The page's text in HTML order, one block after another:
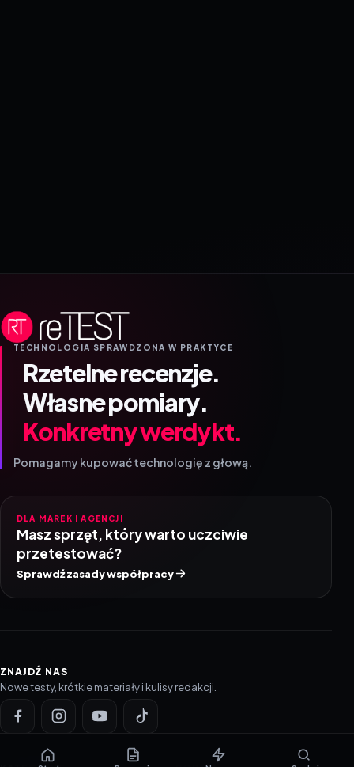
TECHNOLOGIA SPRAWDZONA W PRAKTYCE
Rzetelne recenzje.
Własne pomiary.
Konkretny werdykt.
Pomagamy kupować technologię z głową.
DLA MAREK I AGENCJI
Masz sprzęt, który warto uczciwie
przetestować?
Sprawdź zasady współpracy
ZNAJDŹ NAS
Nowe testy, krótkie materiały i kulisy redakcji.